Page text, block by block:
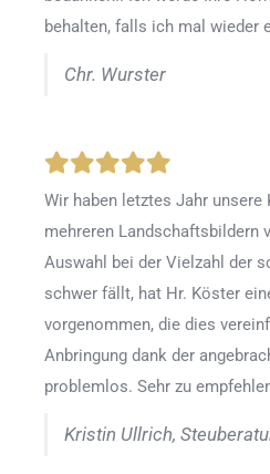
behalten, falls ich mal wieder
Chr. Wurster
Wir haben letztes Jahr unsere
mehreren Landschaftsbildern
Auswahl bei der Vielzahl der
schwer fällt, hat Hr. Köster
vorgenommen, die dies
Anbringung dank der
problemlos. Sehr zu
Kristin Ullrich,